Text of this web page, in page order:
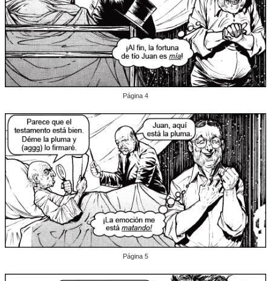
Página 4
Página 5